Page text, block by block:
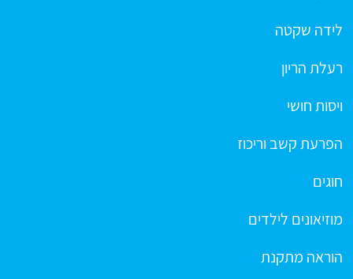
לידה שקטה
רעלת הריון
ויסות חושי
הפרעת קשב וריכוז
חוגים
מוזיאונים לילדים
הוראה מתקנת